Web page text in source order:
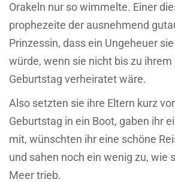
Orakeln nur so wimmelte. Einer
prophezeite der ausnehmend
Prinzessin, dass ein Ungeheuer
würde, wenn sie nicht bis zu
Geburtstag verheiratet wäre.
Also setzten sie ihre Eltern kurz
Geburtstag in ein Boot, gaben ihr
mit, wünschten ihr eine schöne
und sahen noch ein wenig zu, wie
Meer trieb.